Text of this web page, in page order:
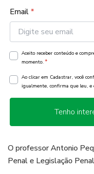
Email*
Aceito receber conteúdo e
momento. *
Ao clicar em Cadastrar, você
igualmente, confirma que leu, e
Tenho
O professor Antonio
Penal e Legislação